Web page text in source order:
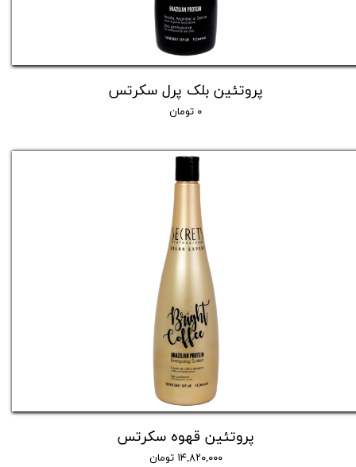
پروتئین بلک پرل سکرتس
۰ تومان
پروتئین قهوه سکرتس
۱۴,۸۲۰,۰۰۰ تومان